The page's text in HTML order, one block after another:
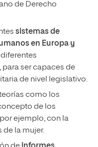
de Derecho
sistemas de
en Europa y
para ser capaces de
de nivel legislativo.
como los
de los
ejemplo, con la
la mujer.